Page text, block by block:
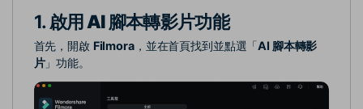
1.啟用 AI 腳本轉影片功能
首先，開啟 Filmora，並在首頁找到並點選「AI 腳本轉影
片」功能。